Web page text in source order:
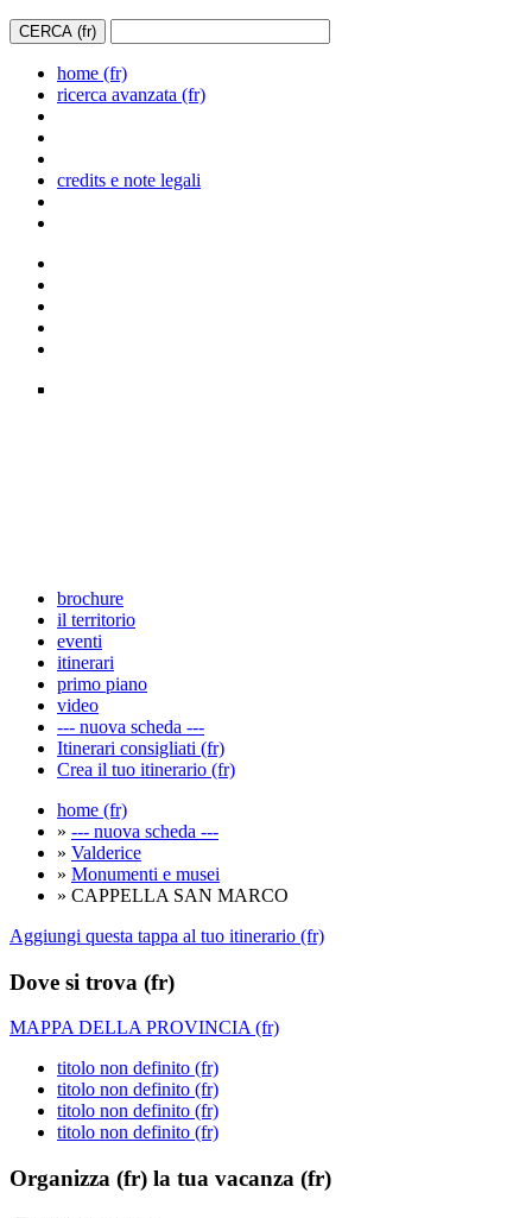
home (fr)
ricerca avanzata (fr)
credits e note legali
brochure
il territorio
eventi
itinerari
primo piano
video
--- nuova scheda ---
Itinerari consigliati (fr)
Crea il tuo itinerario (fr)
home (fr)
» --- nuova scheda ---
» Valderice
» Monumenti e musei
» CAPPELLA SAN MARCO
Aggiungi questa tappa al tuo itinerario (fr)
Dove si trova (fr)
MAPPA DELLA PROVINCIA (fr)
titolo non definito (fr)
titolo non definito (fr)
titolo non definito (fr)
titolo non definito (fr)
Organizza (fr) la tua vacanza (fr)